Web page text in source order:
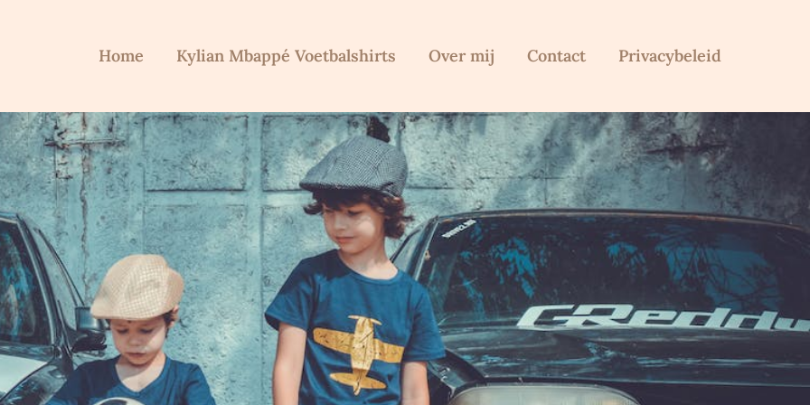
Home Kylian Mbappé Voetbalshirts Over mij Contact Privacybeleid